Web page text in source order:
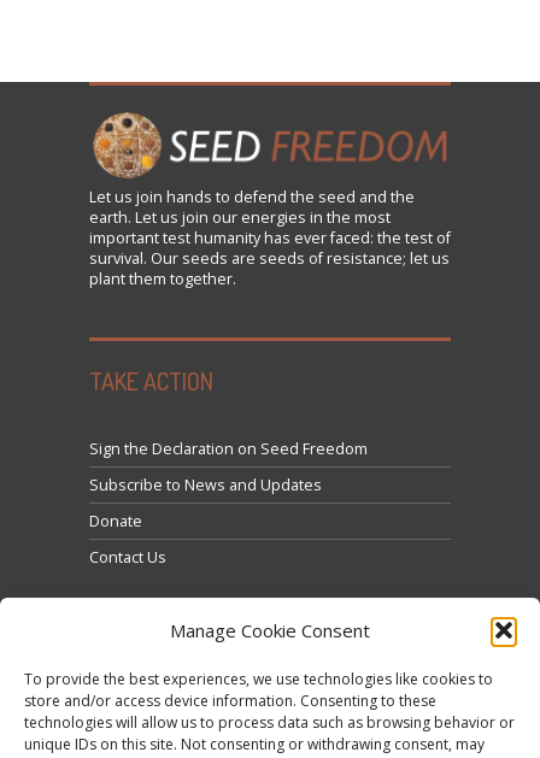
Manage Cookie Consent
To provide the best experiences, we use technologies like cookies to
store and/or access device information. Consenting to these
technologies will allow us to process data such as browsing behavior or
unique IDs on this site. Not consenting or withdrawing consent, may
Let us join hands to defend the seed and the
earth. Let us join our energies in the most
important test humanity has ever faced: the test of
survival. Our seeds are seeds of resistance; let us
plant them together.
TAKE ACTION
Sign the Declaration on Seed Freedom
Subscribe to News and Updates
Donate
Contact Us
Click to accept marketing cookies and enable this